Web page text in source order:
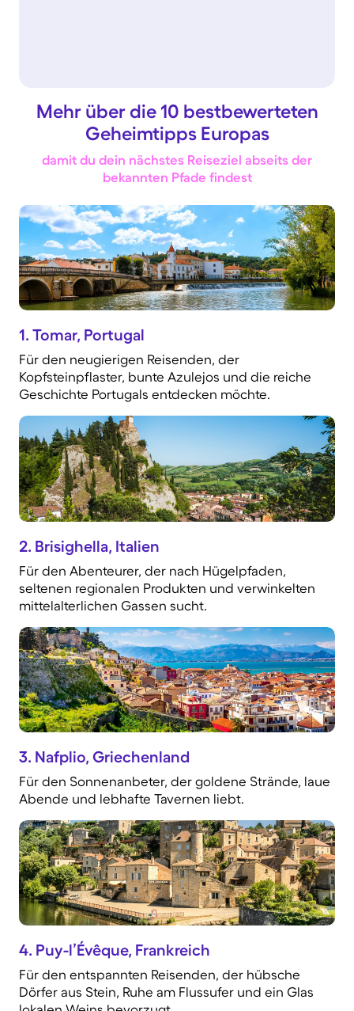
Mehr über die 10 bestbewerteten
Geheimtipps Europas
damit du dein nächstes Reiseziel abseits der
bekannten Pfade findest
1. Tomar, Portugal
Für den neugierigen Reisenden, der
Kopfsteinpflaster, bunte Azulejos und die reiche
Geschichte Portugals entdecken möchte.
2. Brisighella, Italien
Für den Abenteurer, der nach Hügelpfaden,
seltenen regionalen Produkten und verwinkelten
mittelalterlichen Gassen sucht.
3. Nafplio, Griechenland
Für den Sonnenanbeter, der goldene Strände, laue
Abende und lebhafte Tavernen liebt.
4. Puy-l’Évêque, Frankreich
Für den entspannten Reisenden, der hübsche
Dörfer aus Stein, Ruhe am Flussufer und ein Glas